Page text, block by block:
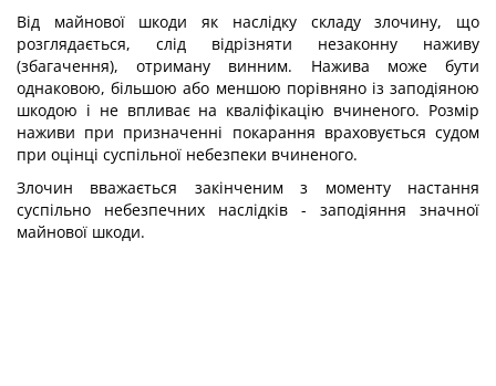
Від майнової шкоди як наслідку складу злочину, що
розглядається, слід відрізня­ти незаконну наживу
(збагачення), отриману винним. Нажива може бути
однаковою, більшою або меншою порівняно із заподіяною
шкодою і не впливає на кваліфікацію вчиненого. Розмір
наживи при призначенні покарання враховується судом
при оцінці суспільної небезпеки вчиненого.
Злочин вважається закінченим з моменту настання
суспільно небезпечних наслід­ків - заподіяння значної
майнової шкоди.